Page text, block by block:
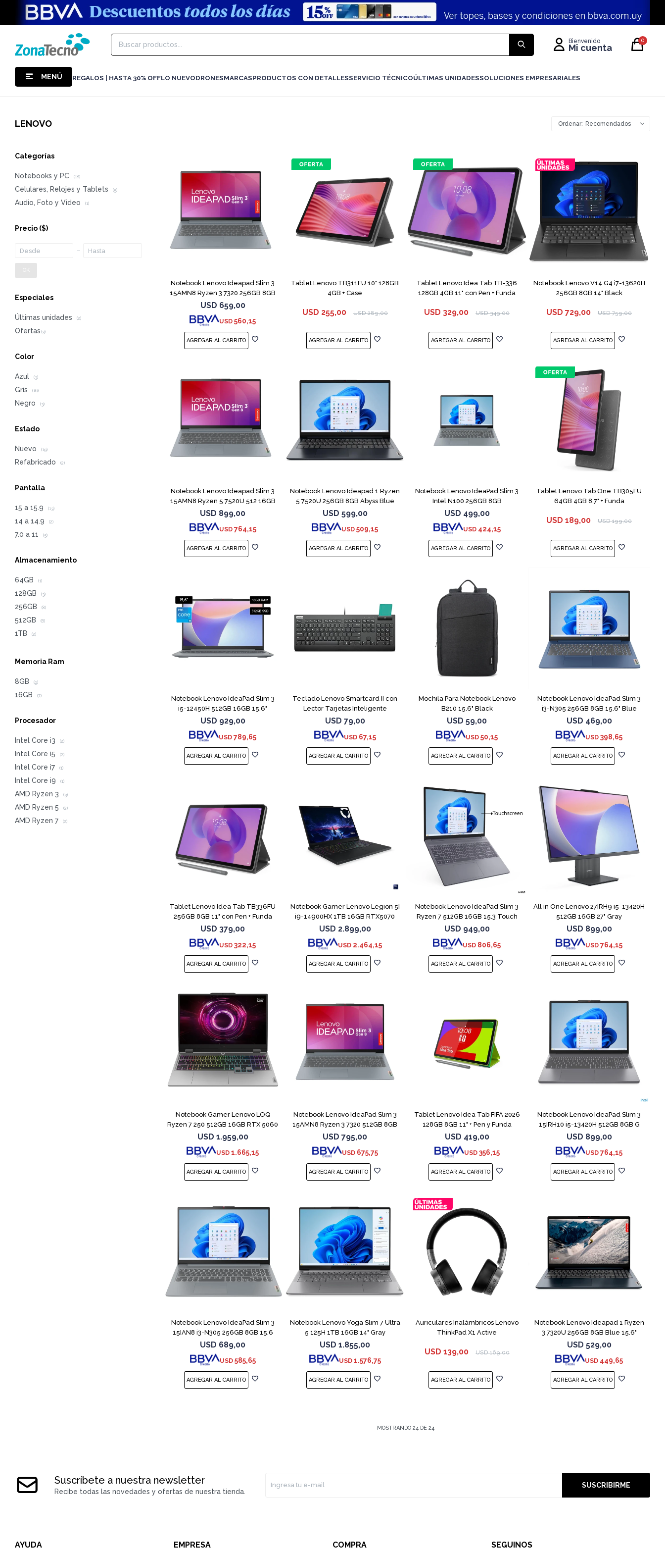
MENÚ REGALOS | HASTA 30% OFFLO NUEVODRONESMARCASPRODUCTOS CON DETALLESSERVICIO TÉCNICOÚLTIMAS UNIDADESSOLUCIONES EMPRESARIALES
0
LENOVO Recomendados
Notebook Lenovo Ideapad Slim 3
15AMN8 Ryzen 3 7320 256GB 8GB
USD 659,00
USD 560,15
Tablet Lenovo TB311FU 10" 128GB
4GB + Case
USD 255,00 USD 289,00
Tablet Lenovo Idea Tab TB-336
128GB 4GB 11" con Pen + Funda
USD 329,00 USD 349,00
Notebook Lenovo V14 G4 i7-13620H
256GB 8GB 14" Black
USD 729,00 USD 759,00
COMPARAR
Notebook Lenovo Ideapad Slim 3
15AMN8 Ryzen 5 7520U 512 16GB
USD 899,00
USD 764,15
Notebook Lenovo Ideapad 1 Ryzen
5 7520U 256GB 8GB Abyss Blue
USD 599,00
USD 509,15
Notebook Lenovo IdeaPad Slim 3
Intel N100 256GB 8GB
USD 499,00
USD 424,15
Tablet Lenovo Tab One TB305FU
64GB 4GB 8.7" + Funda
USD 189,00 USD 199,00
Notebook Lenovo IdeaPad Slim 3
i5-12450H 512GB 16GB 15.6"
USD 929,00
USD 789,65
Teclado Lenovo Smartcard II con
Lector Tarjetas Inteligente
USD 79,00
USD 67,15
Mochila Para Notebook Lenovo
B210 15.6" Black
USD 59,00
USD 50,15
Notebook Lenovo IdeaPad Slim 3
i3-N305 256GB 8GB 15.6" Blue
USD 469,00
USD 398,65
Tablet Lenovo Idea Tab TB336FU
256GB 8GB 11" con Pen + Funda
USD 379,00
USD 322,15
Notebook Gamer Lenovo Legion 5I
i9-14900HX 1TB 16GB RTX5070
USD 2.899,00
USD 2.464,15
COMPARAR
Notebook Lenovo IdeaPad Slim 3
Ryzen 7 512GB 16GB 15.3 Touch
USD 949,00
USD 806,65
All in One Lenovo 27IRH9 i5-13420H
512GB 16GB 27" Gray
USD 899,00
USD 764,15
Notebook Gamer Lenovo LOQ
Ryzen 7 250 512GB 16GB RTX 5060
USD 1.959,00
USD 1.665,15
Notebook Lenovo IdeaPad Slim 3
15AMN8 Ryzen 3 7320 512GB 8GB
USD 795,00
USD 675,75
Tablet Lenovo Idea Tab FIFA 2026
128GB 8GB 11" + Pen y Funda
USD 419,00
USD 356,15
Notebook Lenovo IdeaPad Slim 3
15IRH10 i5-13420H 512GB 8GB G
USD 899,00
USD 764,15
Notebook Lenovo IdeaPad Slim 3
15IAN8 i3-N305 256GB 8GB 15.6
USD 689,00
USD 585,65
Notebook Lenovo Yoga Slim 7 Ultra
5 125H 1TB 16GB 14" Gray
USD 1.855,00
USD 1.576,75
Auriculares Inalámbricos Lenovo
ThinkPad X1 Active
USD 139,00 USD 169,00
Notebook Lenovo Ideapad 1 Ryzen
3 7320U 256GB 8GB Blue 15.6"
USD 529,00
USD 449,65
MOSTRANDO24 DE24
Categorías
Notebooks y PC (18)
Celulares, Relojes y Tablets (5)
Audio, Foto y Video (1)
Precio ($)
OK
Especiales
Últimas unidades (2)
Color
Azul (3)
Gris (16)
Negro (3)
Estado
Nuevo (19)
Refabricado (2)
Pantalla
15 a 15.9 (13)
14 a 14.9 (2)
7.0 a 11 (5)
Almacenamiento
64GB (1)
128GB (3)
256GB (8)
512GB (6)
1TB (2)
Memoria Ram
8GB (9)
16GB (7)
Procesador
Intel Core i3 (2)
Intel Core i5 (2)
Intel Core i7 (1)
Intel Core i9 (1)
AMD Ryzen 3 (3)
AMD Ryzen 5 (2)
AMD Ryzen 7 (2)
Suscríbete a nuestra newsletter
Recibe todas las novedades y ofertas de nuestra tienda.
SUSCRIBIRME
AYUDA EMPRESA COMPRA SEGUINOS